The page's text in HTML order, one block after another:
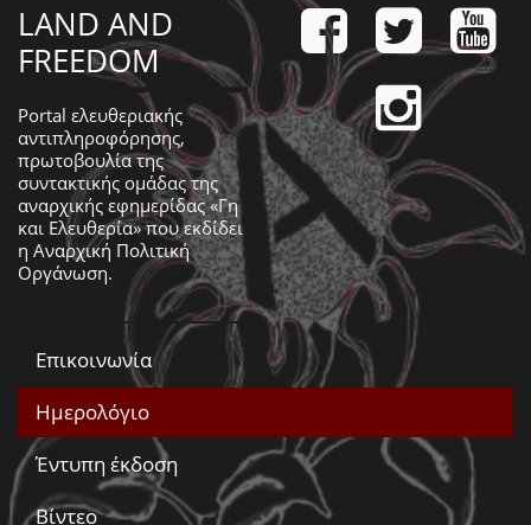
LAND AND
FREEDOM
Portal ελευθεριακής
αντιπληροφόρησης,
πρωτοβουλία της
συντακτικής ομάδας της
αναρχικής εφημερίδας «Γη
και Ελευθερία» που εκδίδει
η Αναρχική Πολιτική
Οργάνωση.
Επικοινωνία
Ημερολόγιο
Έντυπη έκδοση
Βίντεο